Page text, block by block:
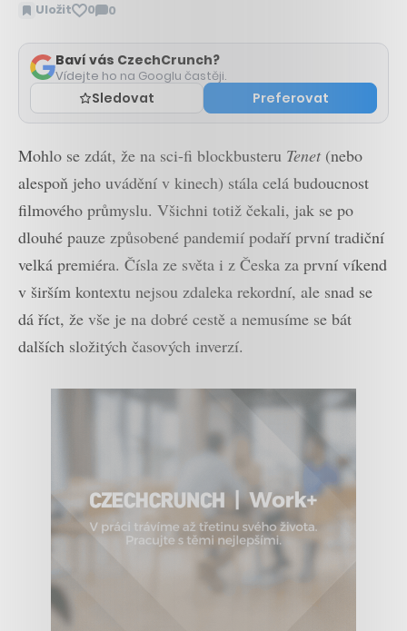
Uložit 0 0
Zobrazit
Baví vás CzechCrunch?
Vídejte ho na Googlu častěji.
Sledovat Preferovat
Mohlo se zdát, že na sci-fi blockbusteru Tenet (nebo
alespoň jeho uvádění v kinech) stála celá budoucnost
filmového průmyslu. Všichni totiž čekali, jak se po
dlouhé pauze způsobené pandemií podaří první tradiční
velká premiéra. Čísla ze světa i z Česka za první víkend
v širším kontextu nejsou zdaleka rekordní, ale snad se
dá říct, že vše je na dobré cestě a nemusíme se bát
dalších složitých časových inverzí.